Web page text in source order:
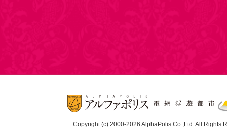
Copyright (c) 2000-2026 AlphaPolis Co.,Ltd. All Rights